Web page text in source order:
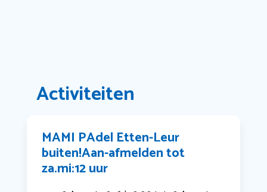
Activiteiten
MAMI PAdel Etten-Leur
buiten!Aan-afmelden tot
za.mi:12 uur